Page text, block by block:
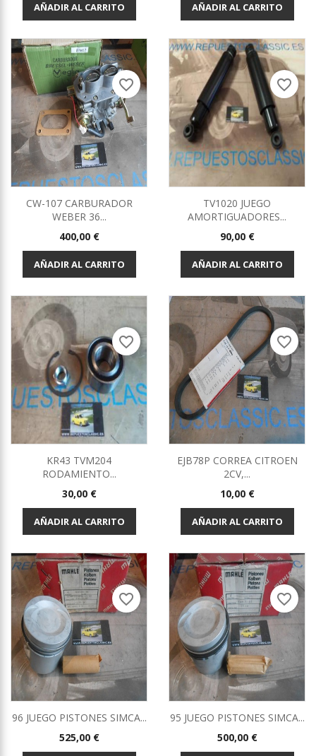
AÑADIR AL CARRITO AÑADIR AL CARRITO
CW-107 CARBURADOR
WEBER 36...
Precio
400,00 €
AÑADIR AL CARRITO
favorite_border
TV1020 JUEGO
AMORTIGUADORES...
Precio
90,00 €
AÑADIR AL CARRITO
favorite_border
KR43 TVM204
RODAMIENTO...
Precio
30,00 €
AÑADIR AL CARRITO
favorite_border
EJB78P CORREA CITROEN
2CV,...
Precio
10,00 €
AÑADIR AL CARRITO
favorite_border
96 JUEGO PISTONES SIMCA...
Precio
525,00 €
favorite_border
95 JUEGO PISTONES SIMCA...
Precio
500,00 €
favorite_border